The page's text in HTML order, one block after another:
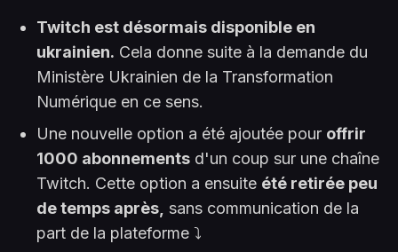
Twitch est désormais disponible en
ukrainien. Cela donne suite à la demande du
Ministère Ukrainien de la Transformation
Numérique en ce sens.
Une nouvelle option a été ajoutée pour offrir
1000 abonnementsd'un coup sur une chaîne
Twitch. Cette option a ensuite été retirée peu
de temps après, sans communication de la
part de la plateforme ⤵️